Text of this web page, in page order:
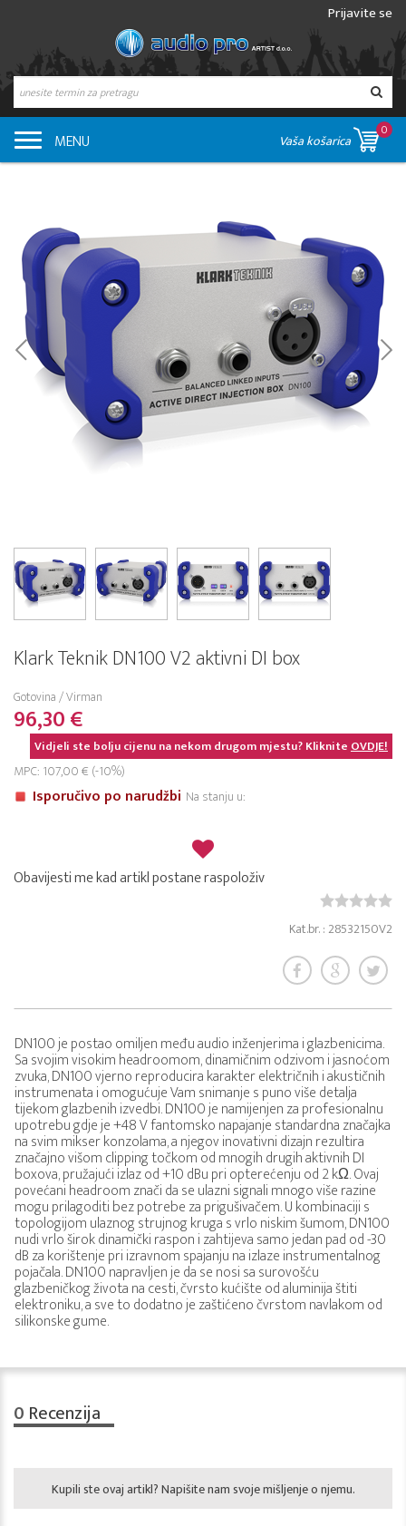
Prijavite se
MENU Vaša košarica
0
Klark Teknik DN100 V2 aktivni DI box
Gotovina / Virman
96,30 €
Vidjeli ste bolju cijenu na nekom drugom mjestu? KlikniteOVDJE!
MPC: 107,00 € (-10%)
Isporučivo po narudžbi Na stanju u:
Obavijesti me kad artikl postane raspoloživ
Kat.br. : 28532150V2
DN100 je postao omiljen među audio inženjerima i glazbenicima.
Sa svojim visokim headroomom, dinamičnim odzivom i jasnoćom
zvuka, DN100 vjerno reproducira karakter električnih i akustičnih
instrumenata i omogućuje Vam snimanje s puno više detalja
tijekom glazbenih izvedbi. DN100 je namijenjen za profesionalnu
upotrebu gdje je +48 V fantomsko napajanje standardna značajka
na svim mikser konzolama, a njegov inovativni dizajn rezultira
značajno višom clipping točkom od mnogih drugih aktivnih DI
boxova, pružajući izlaz od +10 dBu pri opterećenju od 2 kΩ. Ovaj
povećani headroom znači da se ulazni signali mnogo više razine
mogu prilagoditi bez potrebe za prigušivačem. U kombinaciji s
topologijom ulaznog strujnog kruga s vrlo niskim šumom, DN100
nudi vrlo širok dinamički raspon i zahtijeva samo jedan pad od -30
dB za korištenje pri izravnom spajanju na izlaze instrumentalnog
pojačala. DN100 napravljen je da se nosi sa surovošću
glazbeničkog života na cesti, čvrsto kućište od aluminija štiti
elektroniku, a sve to dodatno je zaštićeno čvrstom navlakom od
silikonske gume.
0 Recenzija
Kupili ste ovaj artikl? Napišite nam svoje mišljenje o njemu.